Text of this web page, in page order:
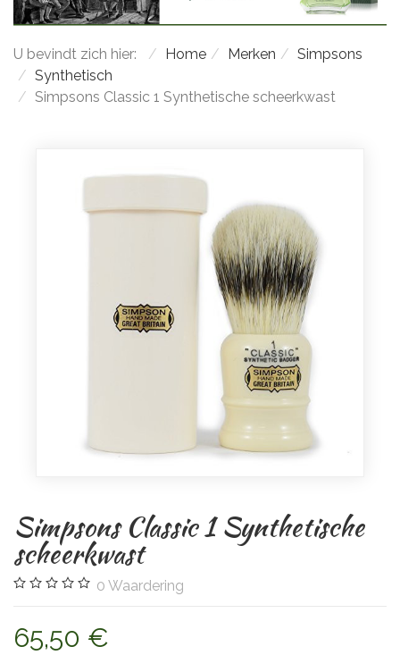
U bevindt zich hier: Home Merken
Simpsons
Synthetisch
Simpsons Classic 1 Synthetische scheerkwast
Simpsons Classic 1 Synthetische
scheerkwast
0 Waardering
65,50 €